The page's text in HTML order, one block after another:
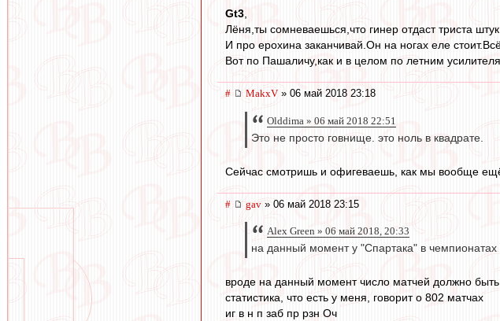
Gt3
Лёня,ты сомневаешься,что гинер отдаст триста
И про ерохина заканчивай.Он на ногах еле
Вот по Пашаличу,как и в целом по летним
# MakxV » 06 май 2018 23:18
Olddima » 06 май 2018 22:51
Это не просто говнище. это ноль в квадрате.
Сейчас смотришь и офигеваешь, как мы вообще
# gav » 06 май 2018 23:15
Alex Green » 06 май 2018, 20:33
на данный момент у "Спартака" в чемпионатах
вроде на данный момент число матчей должно
статистика, что есть у меня, говорит о 802 матчах
иг в н п заб пр рзн Оч